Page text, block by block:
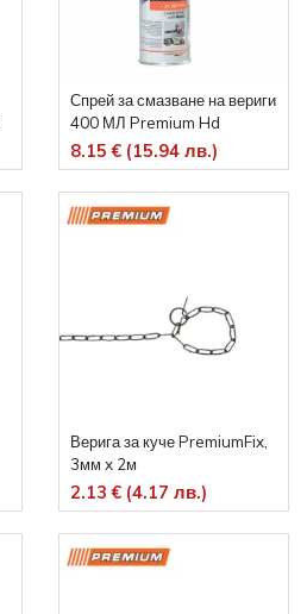
Спрей за смазване на вериги
400 МЛ Premium Hd
8.15 € (15.94 лв.)
Верига за куче PremiumFix,
3мм x 2м
2.13 € (4.17 лв.)